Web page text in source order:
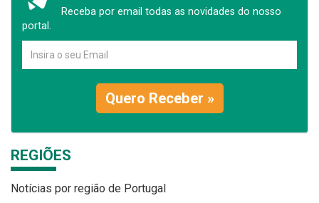
Receba por email todas as novidades do nosso
portal.
Quero Receber »
REGIÕES
Notícias por região de Portugal